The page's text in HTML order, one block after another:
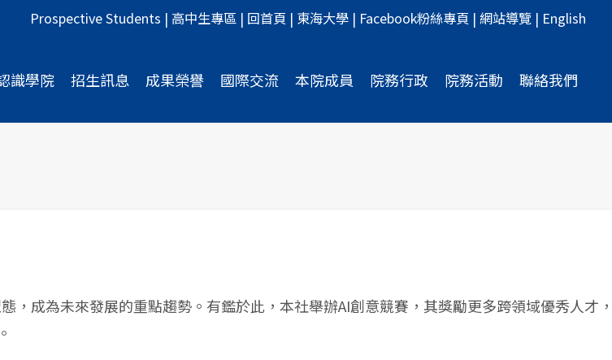
Prospective Students | 高中生專區 | 回首頁 | 東海大學 | Facebook粉絲專頁 | 網站導覽 | English
識學院 招生訊息 成果榮譽 國際交流 本院成員 院務行政 院務活動 聯絡我們
，成為未來發展的重點趨勢。有鑑於此，本社舉辦AI創意競賽，其獎勵更多跨領域優秀人才